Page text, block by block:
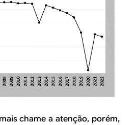
chame a atenção, porém,